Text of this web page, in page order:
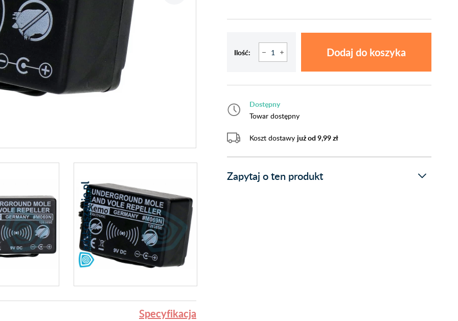
Ilość: Dodaj do koszyka
Dostępny
Towar dostępny
Koszt dostawy już od 9,99 zł
Zapytaj o ten produkt
Specyfikacja